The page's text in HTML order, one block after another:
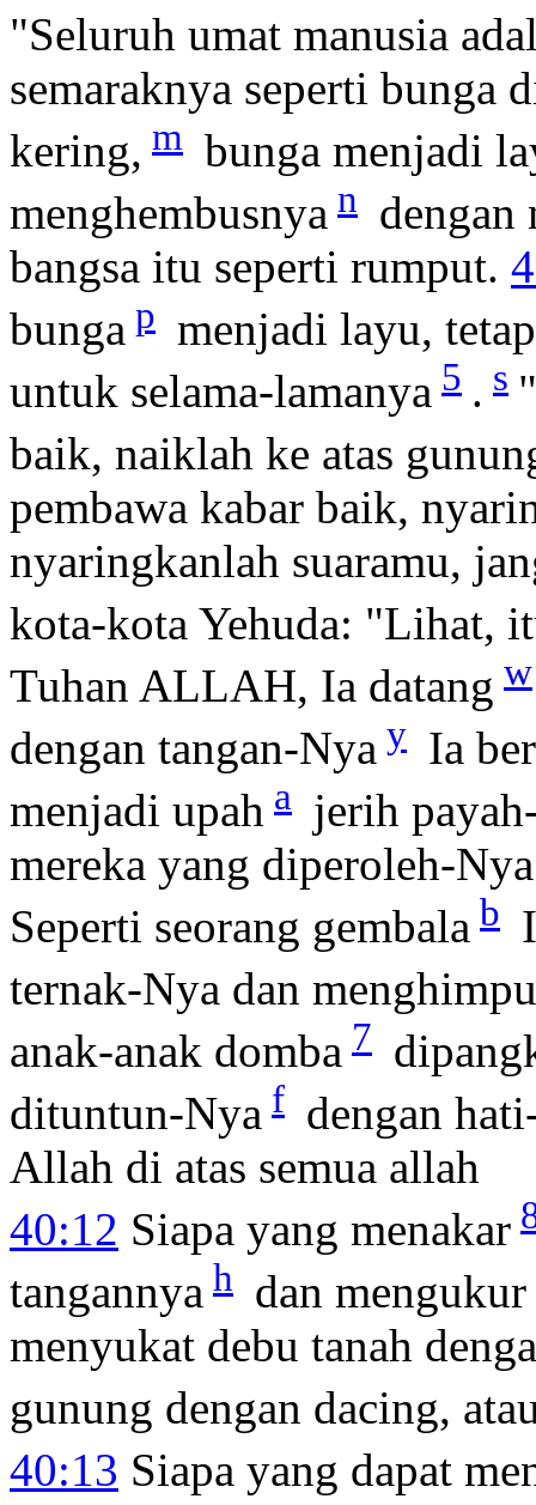
"Seluruh umat manusia
semaraknya seperti bunga
kering, m bunga menjadi
menghembusnya n dengan
bangsa itu seperti rumput.
bunga p menjadi layu,
untuk selama-lamanya 5 . s
baik, naiklah ke atas
pembawa kabar baik,
nyaringkanlah suaramu,
kota-kota Yehuda: "Lihat,
Tuhan ALLAH, Ia datang w
dengan tangan-Nya y Ia
menjadi upah a jerih
mereka yang diperoleh-
Seperti seorang gembala b
ternak-Nya dan
anak-anak domba 7
dituntun-Nya f dengan
Allah di atas semua allah
40:12 Siapa yang menakar
tangannya h dan
menyukat debu tanah
gunung dengan dacing,
40:13 Siapa yang dapat